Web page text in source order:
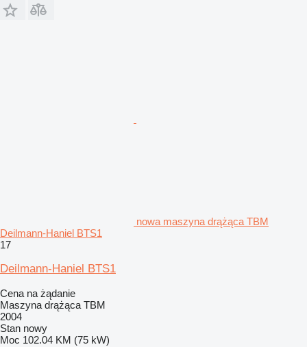
nowa maszyna drążąca TBM
Deilmann-Haniel BTS1
17
Deilmann-Haniel BTS1
Cena na żądanie
Maszyna drążąca TBM
2004
Stan nowy
Moc 102.04 KM (75 kW)